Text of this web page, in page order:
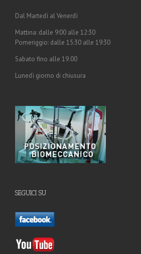
Dal Martedì al Venerdì
Mattina: dalle 9:00 alle 12:30
Pomeriggio: dalle 15:30 alle 19:30
Sabato fino alle 19.00
Lunedì giorno di chiusura
SEGUICI SU